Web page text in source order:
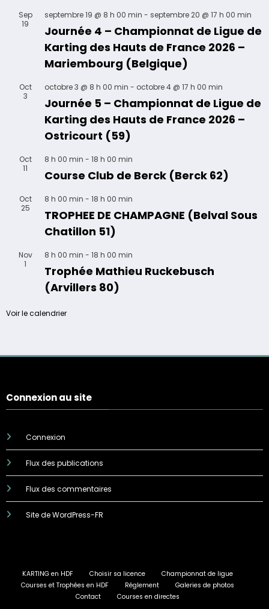
Sep
19
septembre 19 @ 8 h 00 min - septembre 20 @ 17 h 00 min
Journée 4 – Championnat de Ligue de
Karting des Hauts de France 2026 –
Mariembourg (Belgique)
Oct
3
octobre 3 @ 8 h 00 min - octobre 4 @ 17 h 00 min
Journée 5 – Championnat de Ligue de
Karting des Hauts de France 2026 –
Ostricourt (59)
Oct
11
8 h 00 min - 18 h 00 min
Course Club de Berck (Berck 62)
Oct
25
8 h 00 min - 18 h 00 min
TROPHEE DE CHAMPAGNE (Belval Sous
Chatillon 51)
Nov
1
8 h 00 min - 18 h 00 min
Trophée Mathieu Ruckebusch
(Arvillers 80)
Voir le calendrier
Connexion au site
Connexion
Flux des publications
Flux des commentaires
Site de WordPress-FR
KARTING en HDF Choisir sa licence
Championnat de ligue
Courses et Trophées en HDF
Réglement
Galeries de photos
Contact
Courses en directes